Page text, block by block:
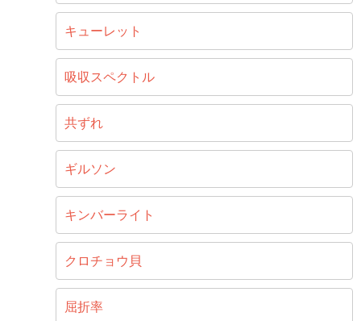
キューレット
吸収スペクトル
共ずれ
ギルソン
キンバーライト
クロチョウ貝
屈折率